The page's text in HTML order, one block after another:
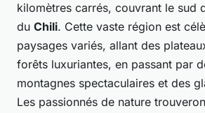
kilomètres carrés, couvrant le sud
du Chili. Cette vaste région est
paysages variés, allant des
forêts luxuriantes, en passant par
montagnes spectaculaires et des
Les passionnés de nature